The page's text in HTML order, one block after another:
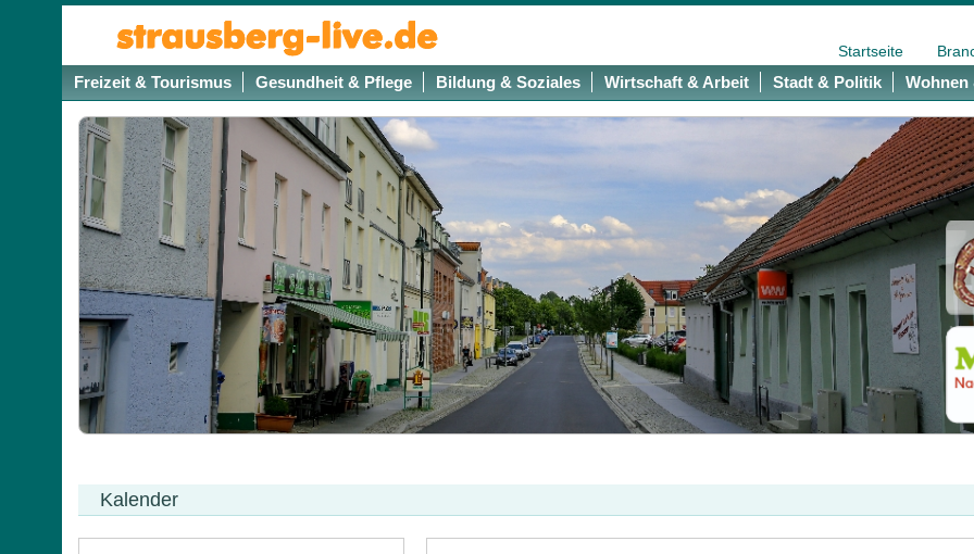
Startseite
Freizeit & Tourismus Gesundheit & Pflege Bildung & Soziales Wirtschaft & Arbeit Stadt & Politik Wohnen
Kalender